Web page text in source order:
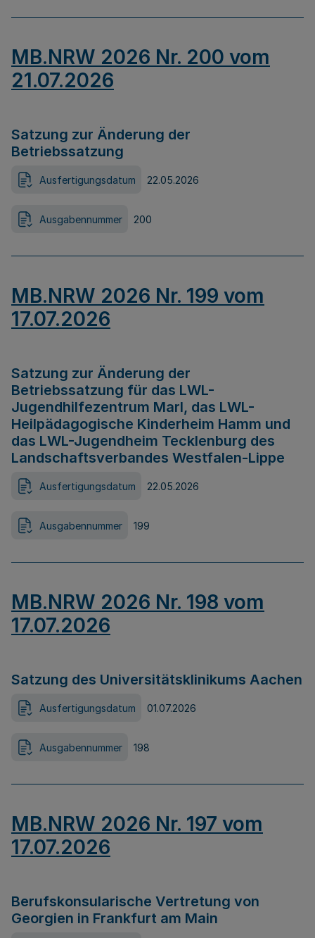
MB.NRW 2026 Nr. 200 vom
21.07.2026
Satzung zur Änderung der
Betriebssatzung
Ausfertigungsdatum 22.05.2026
Ausgabennummer 200
MB.NRW 2026 Nr. 199 vom
17.07.2026
Satzung zur Änderung der
Betriebssatzung für das LWL-
Jugendhilfezentrum Marl, das LWL-
Heilpädagogische Kinderheim Hamm und
das LWL-Jugendheim Tecklenburg des
Landschaftsverbandes Westfalen-Lippe
Ausfertigungsdatum 22.05.2026
Ausgabennummer 199
MB.NRW 2026 Nr. 198 vom
17.07.2026
Satzung des Universitätsklinikums Aachen
Ausfertigungsdatum 01.07.2026
Ausgabennummer 198
MB.NRW 2026 Nr. 197 vom
17.07.2026
Berufskonsularische Vertretung von
Georgien in Frankfurt am Main